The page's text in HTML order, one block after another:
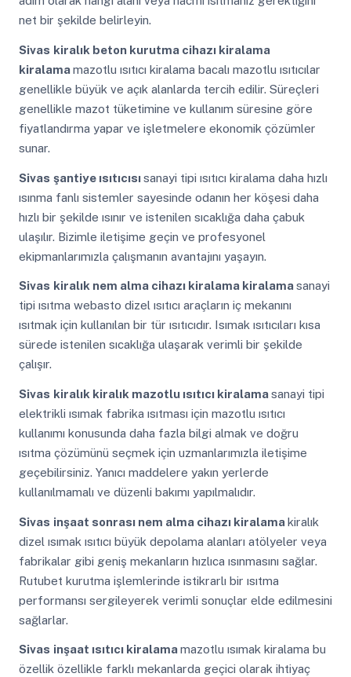
net bir şekilde belirleyin.
Sivas kiralık beton kurutma cihazı kiralama
kiralamamazotlu ısıtıcı kiralama bacalı mazotlu ısıtıcılar
genellikle büyük ve açık alanlarda tercih edilir. Süreçleri
genellikle mazot tüketimine ve kullanım süresine göre
fiyatlandırma yapar ve işletmelere ekonomik çözümler
sunar.
Sivas şantiye ısıtıcısısanayi tipi ısıtıcı kiralama daha hızlı
ısınma fanlı sistemler sayesinde odanın her köşesi daha
hızlı bir şekilde ısınır ve istenilen sıcaklığa daha çabuk
ulaşılır. Bizimle iletişime geçin ve profesyonel
ekipmanlarımızla çalışmanın avantajını yaşayın.
Sivas kiralık nem alma cihazı kiralama kiralamasanayi
tipi ısıtma webasto dizel ısıtıcı araçların iç mekanını
ısıtmak için kullanılan bir tür ısıtıcıdır. Isımak ısıtıcıları kısa
sürede istenilen sıcaklığa ulaşarak verimli bir şekilde
çalışır.
Sivas kiralık kiralık mazotlu ısıtıcı kiralamasanayi tipi
elektrikli ısımak fabrika ısıtması için mazotlu ısıtıcı
kullanımı konusunda daha fazla bilgi almak ve doğru
ısıtma çözümünü seçmek için uzmanlarımızla iletişime
geçebilirsiniz. Yanıcı maddelere yakın yerlerde
kullanılmamalı ve düzenli bakımı yapılmalıdır.
Sivas inşaat sonrası nem alma cihazı kiralamakiralık
dizel ısımak ısıtıcı büyük depolama alanları atölyeler veya
fabrikalar gibi geniş mekanların hızlıca ısınmasını sağlar.
Rutubet kurutma işlemlerinde istikrarlı bir ısıtma
performansı sergileyerek verimli sonuçlar elde edilmesini
sağlarlar.
Sivas inşaat ısıtıcı kiralamamazotlu ısımak kiralama bu
özellik özellikle farklı mekanlarda geçici olarak ihtiyaç